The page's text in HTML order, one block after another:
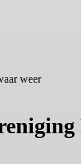
weer